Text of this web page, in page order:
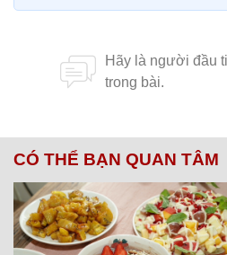
CÓ THỂ BẠN QUAN TÂM